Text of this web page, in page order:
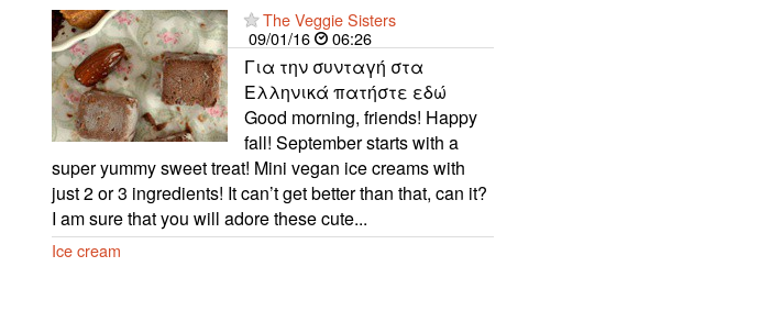
The Veggie Sisters
09/01/16
06:26
Για την συνταγή στα
Ελληνικά πατήστε εδώ
Good morning, friends! Happy
fall! September starts with a
super yummy sweet treat! Mini vegan ice creams with
just 2 or 3 ingredients! It can’t get better than that, can it?
I am sure that you will adore these cute...
Ice cream